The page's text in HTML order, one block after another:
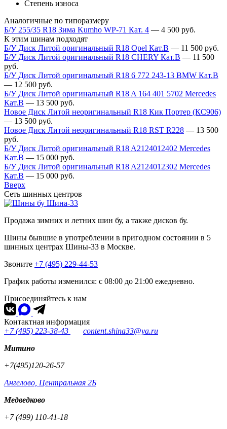
Степень износа
Аналогичные по типоразмеру
Б/У 255/35 R18 Зима Kumho WP-71 Кат. 4 — 4 500 руб.
К этим шинам подходят
Б/У Диск Литой оригинальный R18 Opel Кат.В — 11 500 руб.
Б/У Диск Литой оригинальный R18 CHERY Кат.В — 11 500
руб.
Б/У Диск Литой оригинальный R18 6 772 243-13 BMW Кат.В
— 12 500 руб.
Б/У Диск Литой оригинальный R18 A 164 401 5702 Mercedes
Кат.В — 13 500 руб.
Новое Диск Литой неоригинальный R18 Кик Портер (КС906)
— 13 500 руб.
Новое Диск Литой неоригинальный R18 RST R228 — 13 500
руб.
Б/У Диск Литой оригинальный R18 A2124012402 Mercedes
Кат.В — 15 000 руб.
Б/У Диск Литой оригинальный R18 A2124012302 Mercedes
Кат.В — 15 000 руб.
Вверх
Сеть шинных центров
Шина-33
Продажа зимних и летних шин бу, а также дисков бу.
Шины бывшие в употреблении в пригодном состоянии в 5
шинных центрах Шины-33 в Москве.
Звоните +7 (495) 229-44-53
График работы изменился: с 08:00 до 21:00 ежедневно.
Присоединяйтесь к нам
Контактная информация
+7 (495) 223-38-43
content.shina33@ya.ru
Митино
+7(495)120-26-57
Ангелово, Центральная 2Б
Медведково
+7 (499) 110-41-18